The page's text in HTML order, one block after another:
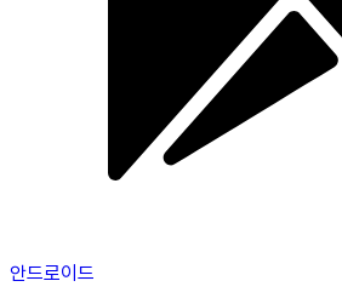
안드로이드